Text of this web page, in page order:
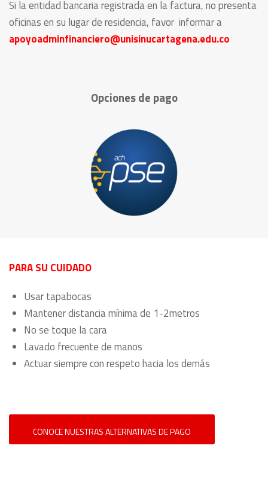
Si la entidad bancaria registrada en la factura, no presenta
oficinas en su lugar de residencia, favor informar a
apoyoadminfinanciero@unisinucartagena.edu.co
Opciones de pago
PARA SU CUIDADO
Usar tapabocas
Mantener distancia mínima de 1-2metros
No se toque la cara
Lavado frecuente de manos
Actuar siempre con respeto hacia los demás
CONOCE NUESTRAS ALTERNATIVAS DE PAGO